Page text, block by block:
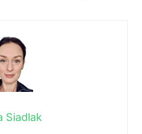
Siadlak